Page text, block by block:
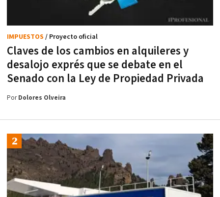
Claves de los cambios en alquileres y
desalojo exprés que se debate en el
Senado con la Ley de Propiedad Privada
IMPUESTOS / Proyecto oficial
PorDolores Olveira